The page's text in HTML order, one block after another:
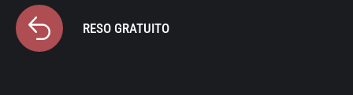
RESO GRATUITO